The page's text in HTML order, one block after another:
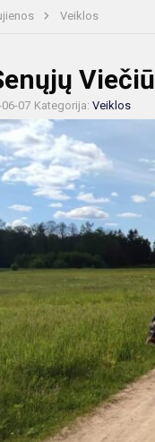
Veiklos
07 Kategorija: Veiklos